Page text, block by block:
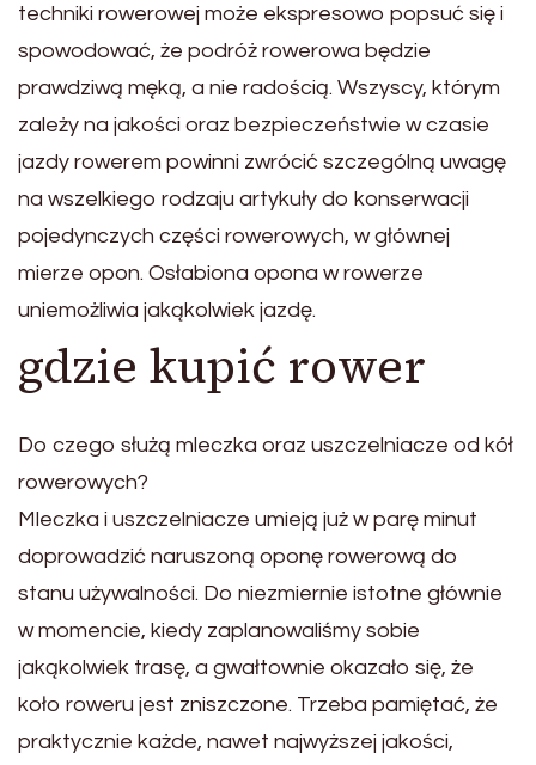
techniki rowerowej może ekspresowo popsuć się i
spowodować, że podróż rowerowa będzie
prawdziwą męką, a nie radością. Wszyscy, którym
zależy na jakości oraz bezpieczeństwie w czasie
jazdy rowerem powinni zwrócić szczególną uwagę
na wszelkiego rodzaju artykuły do konserwacji
pojedynczych części rowerowych, w głównej
mierze opon. Osłabiona opona w rowerze
uniemożliwia jakąkolwiek jazdę.
gdzie kupić rower
Do czego służą mleczka oraz uszczelniacze od kół
rowerowych?
Mleczka i uszczelniacze umieją już w parę minut
doprowadzić naruszoną oponę rowerową do
stanu używalności. Do niezmiernie istotne głównie
w momencie, kiedy zaplanowaliśmy sobie
jakąkolwiek trasę, a gwałtownie okazało się, że
koło roweru jest zniszczone. Trzeba pamiętać, że
praktycznie każde, nawet najwyższej jakości,